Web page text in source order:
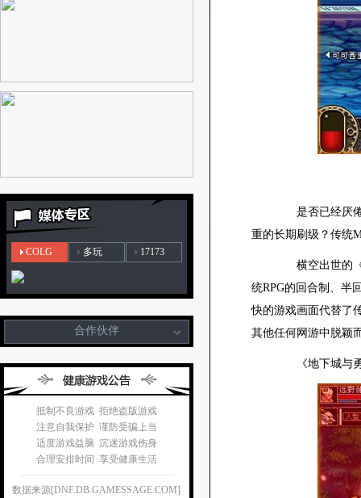
COLG 多玩 17173
合作伙伴
抵制不良游戏 拒绝盗版游戏
注意自我保护 谨防受骗上当
适度游戏益脑 沉迷游戏伤身
合理安排时间 享受健康生活
数据来源[DNF.DB.GAMESSAGE.COM]
是否已经厌倦
重的长期刷级？传统
横空出世的《
统RPG的回合制、半
快的游戏画面代替了
其他任何网游中脱颖
《地下城与勇